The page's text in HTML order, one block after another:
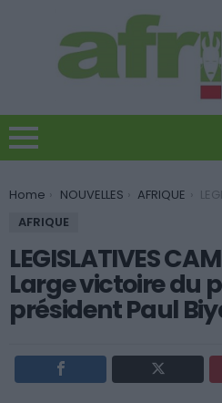
You are here:
Home NOUVELLES AFRIQUE
LEGISLATIVES
AFRIQUE
LEGISLATIVES
Large victoire du
président Paul